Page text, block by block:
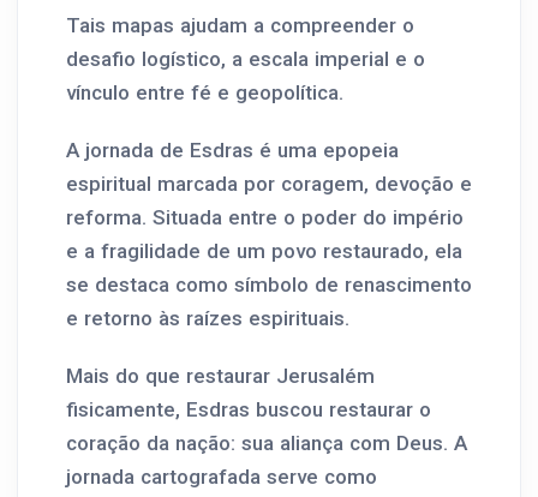
Tais mapas ajudam a compreender o
desafio logístico, a escala imperial e o
vínculo entre fé e geopolítica.
A jornada de Esdras é uma epopeia
espiritual marcada por coragem, devoção e
reforma. Situada entre o poder do império
e a fragilidade de um povo restaurado, ela
se destaca como símbolo de renascimento
e retorno às raízes espirituais.
Mais do que restaurar Jerusalém
fisicamente, Esdras buscou restaurar o
coração da nação: sua aliança com Deus. A
jornada cartografada serve como